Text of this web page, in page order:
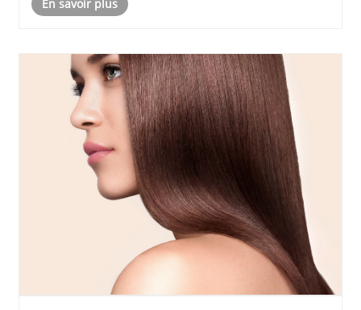
vœu pieux ; c'est la réalité tangible......
En savoir plus